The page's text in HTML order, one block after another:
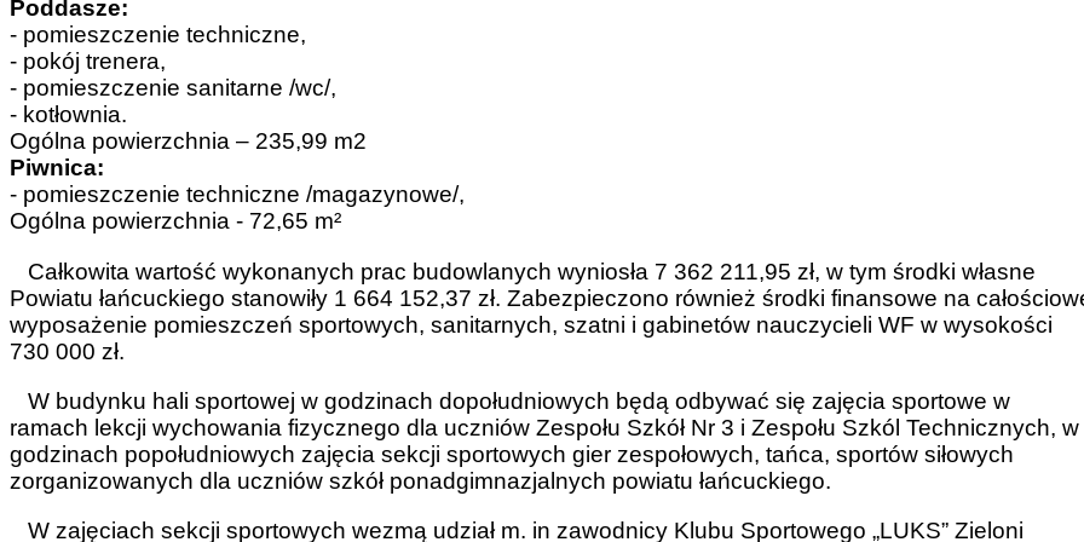
Poddasze:
- pomieszczenie techniczne,
- pokój trenera,
- pomieszczenie sanitarne /wc/,
- kotłownia.
Ogólna powierzchnia – 235,99 m2
Piwnica:
- pomieszczenie techniczne /magazynowe/,
Ogólna powierzchnia - 72,65 m²
Całkowita wartość wykonanych prac budowlanych wyniosła 7 362 211,95 zł, w tym środki własne
Powiatu łańcuckiego stanowiły 1 664 152,37 zł. Zabezpieczono również środki finansowe na
wyposażenie pomieszczeń sportowych, sanitarnych, szatni i gabinetów nauczycieli WF w wysokości
730 000 zł.
W budynku hali sportowej w godzinach dopołudniowych będą odbywać się zajęcia sportowe w
ramach lekcji wychowania fizycznego dla uczniów Zespołu Szkół Nr 3 i Zespołu Szkól Technicznych, w
godzinach popołudniowych zajęcia sekcji sportowych gier zespołowych, tańca, sportów siłowych
zorganizowanych dla uczniów szkół ponadgimnazjalnych powiatu łańcuckiego.
W zajęciach sekcji sportowych wezmą udział m. in zawodnicy Klubu Sportowego „LUKS” Zieloni